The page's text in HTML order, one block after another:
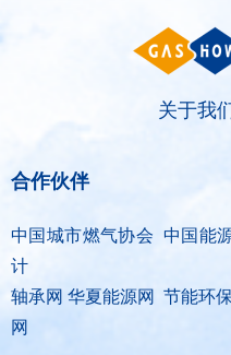
关于我
合作伙伴
中国城市燃气协会 中国能
计
轴承网 华夏能源网 节能环
网